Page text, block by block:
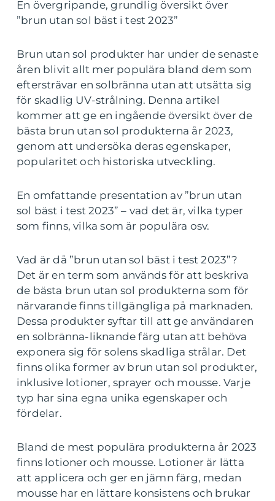
En övergripande, grundlig översikt över
”brun utan sol bäst i test 2023”
Brun utan sol produkter har under de senaste
åren blivit allt mer populära bland dem som
eftersträvar en solbränna utan att utsätta sig
för skadlig UV-strålning. Denna artikel
kommer att ge en ingående översikt över de
bästa brun utan sol produkterna år 2023,
genom att undersöka deras egenskaper,
popularitet och historiska utveckling.
En omfattande presentation av ”brun utan
sol bäst i test 2023” – vad det är, vilka typer
som finns, vilka som är populära osv.
Vad är då ”brun utan sol bäst i test 2023”?
Det är en term som används för att beskriva
de bästa brun utan sol produkterna som för
närvarande finns tillgängliga på marknaden.
Dessa produkter syftar till att ge användaren
en solbränna-liknande färg utan att behöva
exponera sig för solens skadliga strålar. Det
finns olika former av brun utan sol produkter,
inklusive lotioner, sprayer och mousse. Varje
typ har sina egna unika egenskaper och
fördelar.
Bland de mest populära produkterna år 2023
finns lotioner och mousse. Lotioner är lätta
att applicera och ger en jämn färg, medan
mousse har en lättare konsistens och brukar